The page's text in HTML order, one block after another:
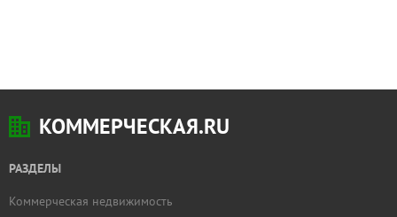
КОММЕРЧЕСКАЯ.RU
РАЗДЕЛЫ
Коммерческая недвижимость